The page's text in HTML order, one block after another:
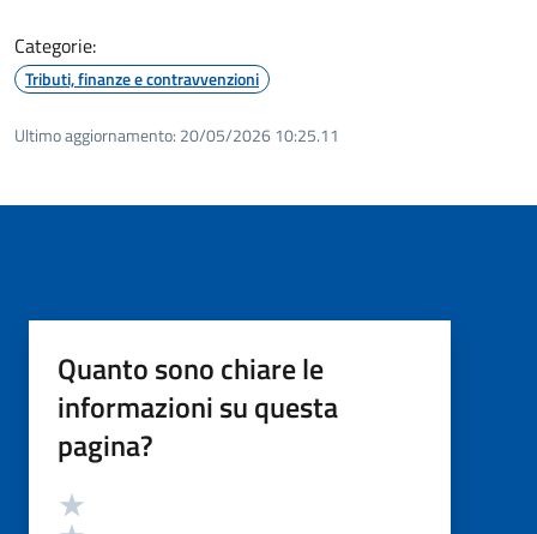
Categorie:
Tributi, finanze e contravvenzioni
Ultimo aggiornamento: 20/05/2026 10:25.11
Quanto sono chiare le
informazioni su questa
pagina?
Valutazione